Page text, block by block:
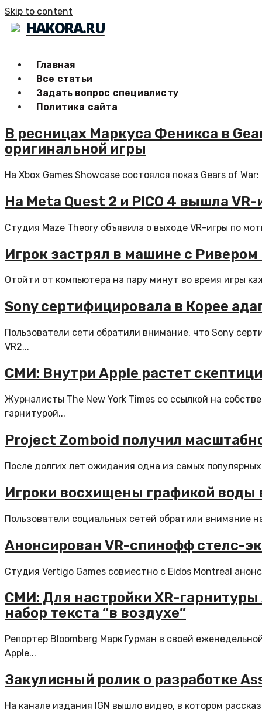
Skip to content
HAKORA.RU
Главная
Все статьи
Задать вопрос специалисту
Политика сайта
В ресницах Маркуса Феникса в
оригинальной игры
На Xbox Games Showcase состоялся показ Gears of
На Meta Quest 2 и PICO 4 вышла
Студия Maze Theory объявила о выходе VR-игры по
Игрок застрял в машине с
Отойти от компьютера на пару минут во время игры
Sony сертифицировала в Корее
Пользователи сети обратили внимание, что Sony
VR2...
СМИ: Внутри Apple растет
Журналисты The New York Times со ссылкой на
гарнитурой...
Project Zomboid получил
После долгих лет ожидания одна из самых
Игроки восхищены графикой воды
Пользователи социальных сетей обратили внимание
Анонсирован VR-спинофф стелс-
Студия Vertigo Games совместно с Eidos Montreal
СМИ: Для настройки XR-
набор текста “в воздухе”
Репортер Bloomberg Марк Гурман в своей
Apple...
Закулисный ролик о разработке
На канале издания IGN вышло видео, в котором